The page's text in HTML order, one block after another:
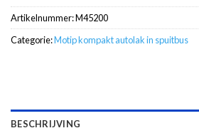
Artikelnummer:M45200
Categorie:Motip kompakt autolak in spuitbus
BESCHRIJVING